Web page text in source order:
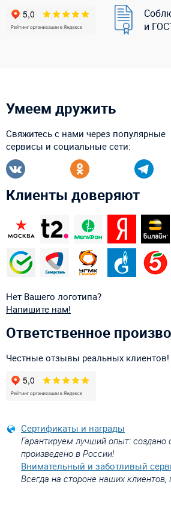
и
Умеем дружить
Свяжитесь с нами через популярные
сервисы и социальные сети:
Клиенты доверяют
Нет Вашего логотипа?
Напишите нам!
Ответственное
Честные отзывы реальных клиентов!
Сертификаты и награды
Гарантируем лучший опыт:
произведено в России!
Внимательный и заботливый
Всегда на стороне наших